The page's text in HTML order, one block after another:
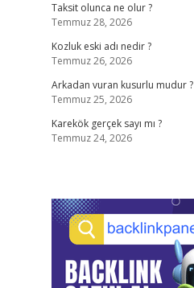
Taksit olunca ne olur ?
Temmuz 28, 2026
Kozluk eski adı nedir ?
Temmuz 26, 2026
Arkadan vuran kusurlu mudur ?
Temmuz 25, 2026
Karekök gerçek sayı mı ?
Temmuz 24, 2026